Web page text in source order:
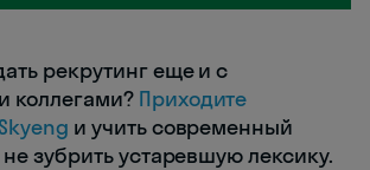
рекрутинг еще и с
коллегами? Приходите
и учить современный
зубрить устаревшую лексику.